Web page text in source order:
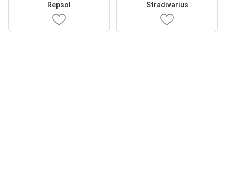
Repsol Stradivarius